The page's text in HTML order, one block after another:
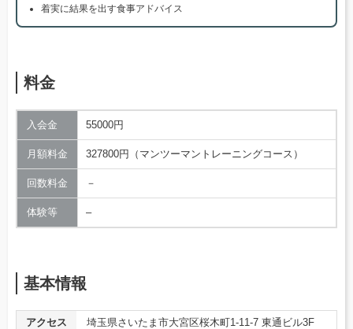
着実に結果を出す食事アドバイス
料金
入会金 55000円
月額料金 327800円（マンツーマントレーニングコース）
回数料金 －
体験等 –
基本情報
アクセス
埼玉県さいたま市大宮区桜木町1-11-7 東通ビル3F